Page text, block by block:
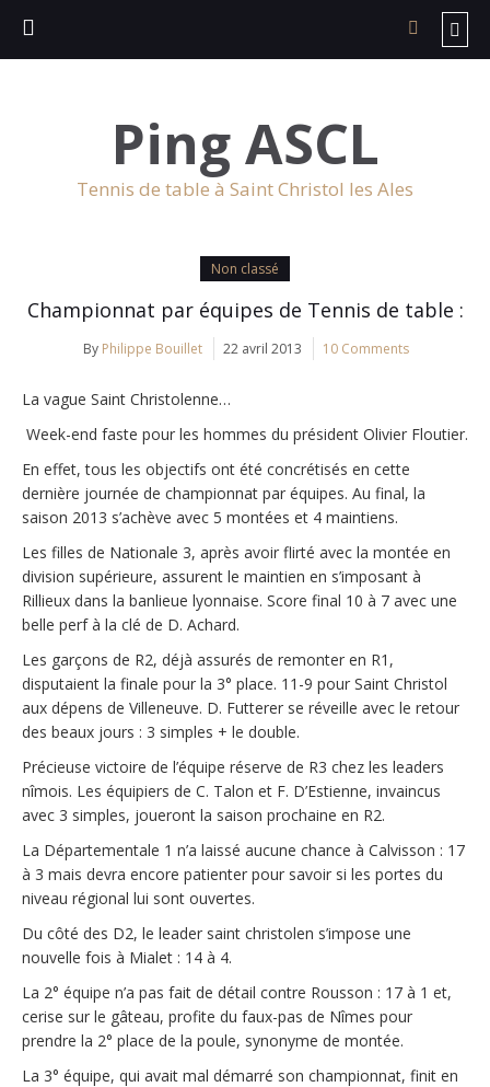
Ping ASCL
Tennis de table à Saint Christol les Ales
Non classé
Championnat par équipes de Tennis de table :
By Philippe Bouillet 22 avril 2013 10 Comments
La vague Saint Christolenne…
Week-end faste pour les hommes du président Olivier Floutier.
En effet, tous les objectifs ont été concrétisés en cette
dernière journée de championnat par équipes. Au final, la
saison 2013 s’achève avec 5 montées et 4 maintiens.
Les filles de Nationale 3, après avoir flirté avec la montée en
division supérieure, assurent le maintien en s’imposant à
Rillieux dans la banlieue lyonnaise. Score final 10 à 7 avec une
belle perf à la clé de D. Achard.
Les garçons de R2, déjà assurés de remonter en R1,
disputaient la finale pour la 3° place. 11-9 pour Saint Christol
aux dépens de Villeneuve. D. Futterer se réveille avec le retour
des beaux jours : 3 simples + le double.
Précieuse victoire de l’équipe réserve de R3 chez les leaders
nîmois. Les équipiers de C. Talon et F. D’Estienne, invaincus
avec 3 simples, joueront la saison prochaine en R2.
La Départementale 1 n’a laissé aucune chance à Calvisson : 17
à 3 mais devra encore patienter pour savoir si les portes du
niveau régional lui sont ouvertes.
Du côté des D2, le leader saint christolen s’impose une
nouvelle fois à Mialet : 14 à 4.
La 2° équipe n’a pas fait de détail contre Rousson : 17 à 1 et,
cerise sur le gâteau, profite du faux-pas de Nîmes pour
prendre la 2° place de la poule, synonyme de montée.
La 3° équipe, qui avait mal démarré son championnat, finit en